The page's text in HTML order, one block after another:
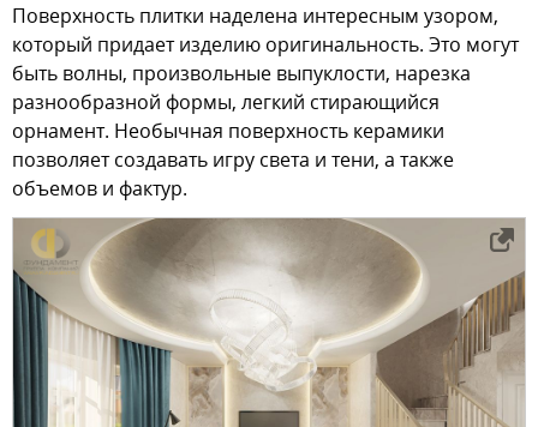
Поверхность плитки наделена интересным узором,
который придает изделию оригинальность. Это могут
быть волны, произвольные выпуклости, нарезка
разнообразной формы, легкий стирающийся
орнамент. Необычная поверхность керамики
позволяет создавать игру света и тени, а также
объемов и фактур.